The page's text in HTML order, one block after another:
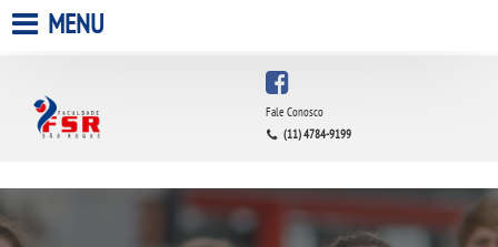
A FACULDADE
MENU
Fale Conosco
(11) 4784-9199